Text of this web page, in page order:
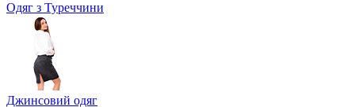
Одяг з Туреччини
Джинсовий одяг